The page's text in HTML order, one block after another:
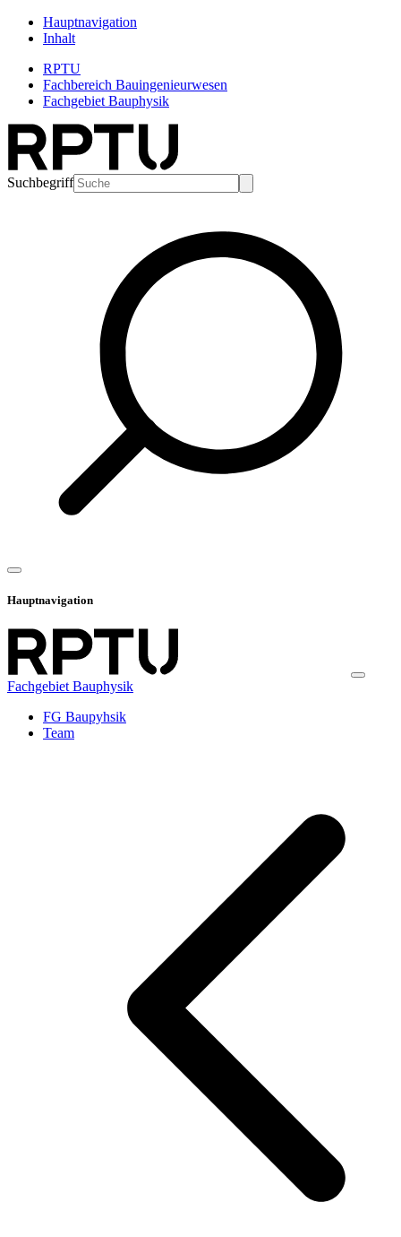
Hauptnavigation
Inhalt
RPTU
Fachbereich Bauingenieurwesen
Fachgebiet Bauphysik
Suchbegriff
Hauptnavigation
Fachgebiet Bauphysik
FG Baupyhsik
Team